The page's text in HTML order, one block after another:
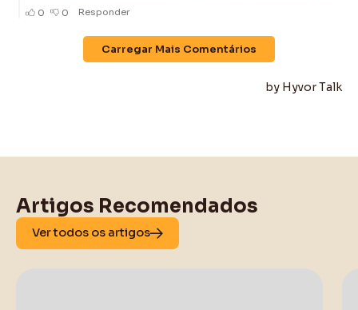
Artigos Recomendados
Ver todos os artigos